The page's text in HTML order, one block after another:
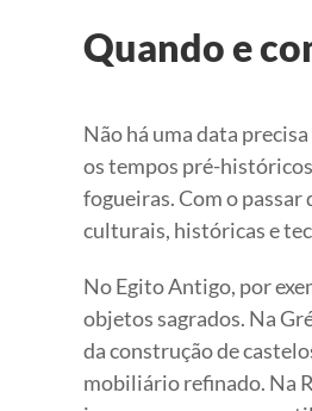
Quando e
Não há uma data
os tempos pré-
fogueiras. Com o passar
culturais, históricas e
No Egito Antigo, por
objetos sagrados. Na
da construção de
mobiliário refinado. Na